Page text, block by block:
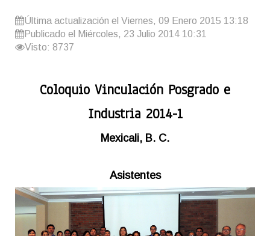
Última actualización el Viernes, 09 Enero 2015 13:18
Publicado el Miércoles, 23 Julio 2014 10:31
Visto: 8737
Coloquio Vinculación Posgrado e
Industria 2014-1
Mexicali, B. C.
Asistentes